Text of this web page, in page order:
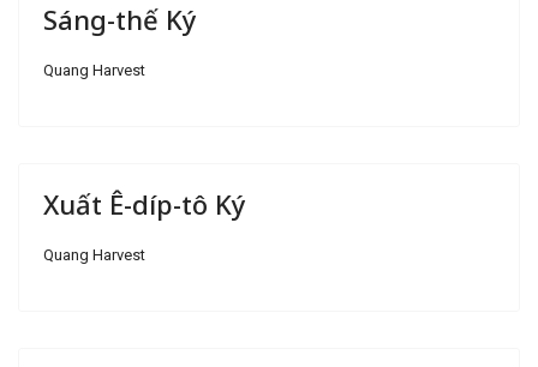
Sáng-thế Ký
Quang Harvest
Xuất Ê-díp-tô Ký
Quang Harvest